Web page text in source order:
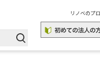
リノベのプ